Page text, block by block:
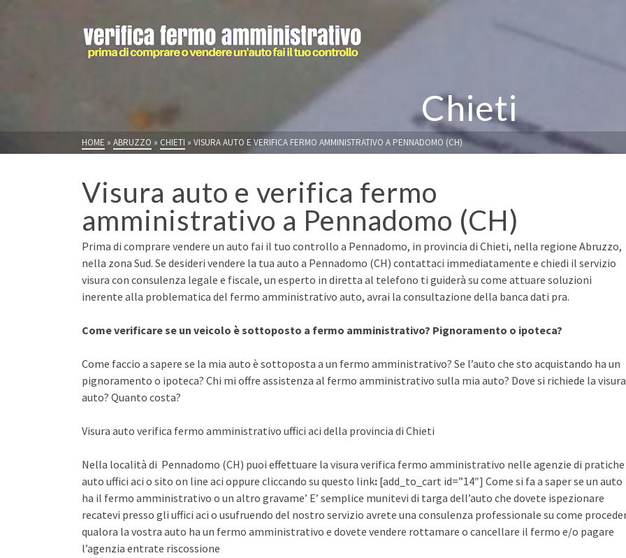
Chieti
HOME » ABRUZZO » CHIETI » VISURA AUTO E VERIFICA FERMO AMMINISTRATIVO A PENNADOMO (CH)
Visura auto e verifica fermo
amministrativo a Pennadomo (CH)
Prima di comprare vendere un auto fai il tuo controllo a Pennadomo, in provincia di Chieti, nella regione Abruzzo,
nella zona Sud. Se desideri vendere la tua auto a Pennadomo (CH) contattaci immediatamente e chiedi il servizio
visura con consulenza legale e fiscale, un esperto in diretta al telefono ti guiderà su come attuare soluzioni
inerente alla problematica del fermo amministrativo auto, avrai la consultazione della banca dati pra.
Come verificare se un veicolo è sottoposto a fermo amministrativo? Pignoramento o ipoteca?
Come faccio a sapere se la mia auto è sottoposta a un fermo amministrativo? Se l’auto che sto acquistando ha un
pignoramento o ipoteca? Chi mi offre assistenza al fermo amministrativo sulla mia auto? Dove si richiede la visura
auto? Quanto costa?
Visura auto verifica fermo amministrativo uffici aci della provincia di Chieti
Nella località di Pennadomo (CH) puoi effettuare la visura verifica fermo amministrativo nelle agenzie di pratiche
auto uffici aci o sito on line aci oppure cliccando su questo link: [add_to_cart id=”14″] Come si fa a saper se un auto
ha il fermo amministrativo o un altro gravame’ E’ semplice munitevi di targa dell’auto che dovete ispezionare
recatevi presso gli uffici aci o usufruendo del nostro servizio avrete una consulenza professionale su come
qualora la vostra auto ha un fermo amministrativo e dovete vendere rottamare o cancellare il fermo e/o pagare
l’agenzia entrate riscossione